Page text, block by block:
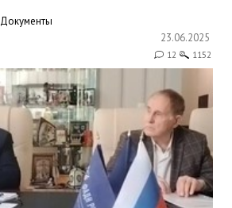
Документы
23.06.2025
12 1152